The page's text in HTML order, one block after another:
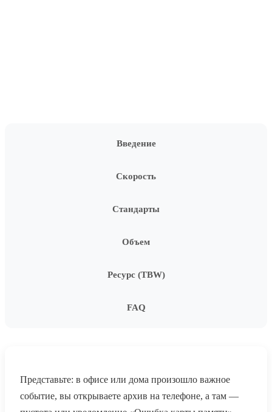
Введение
Скорость
Стандарты
Объем
Ресурс (TBW)
FAQ
Представьте: в офисе или дома произошло важное
событие, вы открываете архив на телефоне, а там —